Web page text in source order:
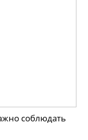
соблюдать